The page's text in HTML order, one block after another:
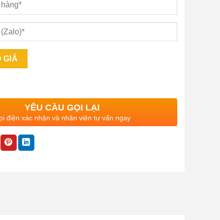
YÊU CẦU GỌI LẠI
điện xác nhận và nhân viên tư vấn ngay